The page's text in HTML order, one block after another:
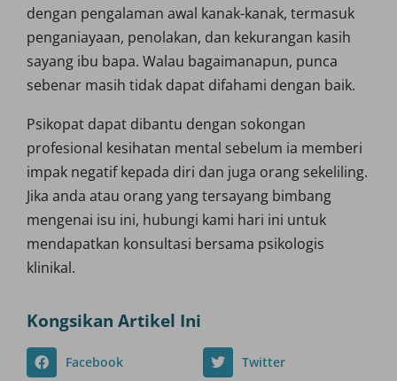
dengan pengalaman awal kanak-kanak, termasuk
penganiayaan, penolakan, dan kekurangan kasih
sayang ibu bapa. Walau bagaimanapun, punca
sebenar masih tidak dapat difahami dengan baik.
Psikopat dapat dibantu dengan sokongan
profesional kesihatan mental sebelum ia memberi
impak negatif kepada diri dan juga orang sekeliling.
Jika anda atau orang yang tersayang bimbang
mengenai isu ini, hubungi kami hari ini untuk
mendapatkan konsultasi bersama psikologis
klinikal.
Kongsikan Artikel Ini
Facebook Twitter